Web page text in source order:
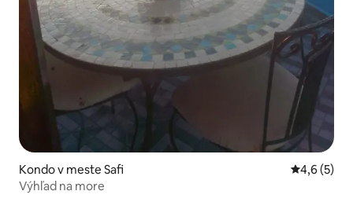
Kondo v meste Safi Priemerné
4,6 (5)
Výhľad na more